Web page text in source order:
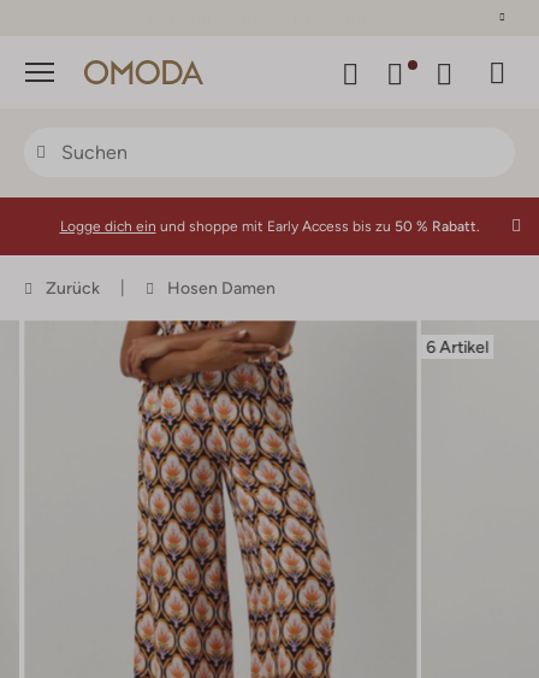
Menü
Logge dich ein und shoppe mit Early Access bis zu 50 % Rabatt.
Zurück Hosen Damen
6 Artikel